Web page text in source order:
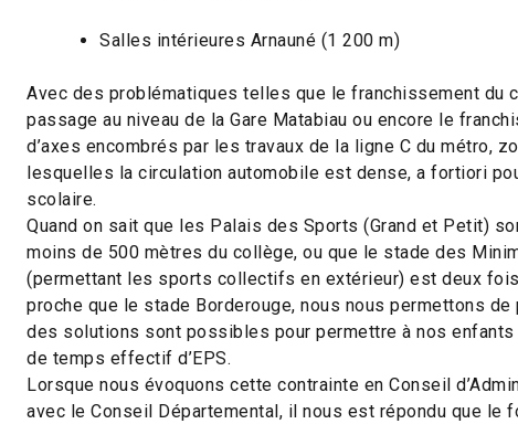
Salles intérieures Arnauné (1 200 m)
Avec des problématiques telles que le franchissement du
passage au niveau de la Gare Matabiau ou encore le
d’axes encombrés par les travaux de la ligne C du métro,
lesquelles la circulation automobile est dense, a fortiori
scolaire.
Quand on sait que les Palais des Sports (Grand et Petit)
moins de 500 mètres du collège, ou que le stade des
(permettant les sports collectifs en extérieur) est deux
proche que le stade Borderouge, nous nous permettons de
des solutions sont possibles pour permettre à nos enfants
de temps effectif d’EPS.
Lorsque nous évoquons cette contrainte en Conseil
avec le Conseil Départemental, il nous est répondu que le